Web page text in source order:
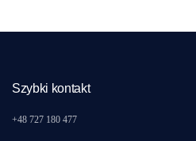
Szybki kontakt
+48 727 180 477